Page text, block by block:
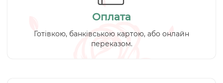
Оплата
Готівкою, банківською картою, або онлайн
переказом.